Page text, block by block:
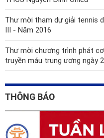
Thư mời tham dự giải tennis
III - Năm 2016
Thư mời chương trình phát
truyền máu trung ương ngày
THÔNG BÁO